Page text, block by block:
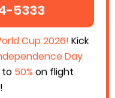
5333
Cup 2026! Kick
Day
to 50% on flight